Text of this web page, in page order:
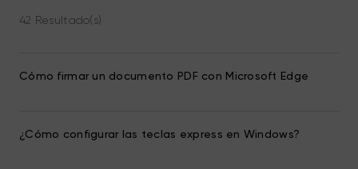
42 Resultado(s)
Cómo firmar un documento PDF con Microsoft Edge
¿Cómo configurar las teclas express en Windows?